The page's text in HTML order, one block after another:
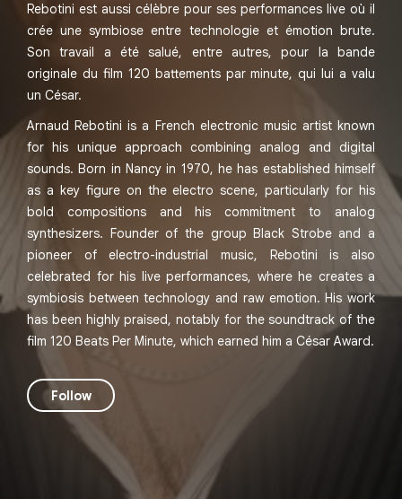
Rebotini est aussi célèbre pour ses performances live où il
crée une symbiose entre technologie et émotion brute.
Son travail a été salué, entre autres, pour la bande
originale du film 120 battements par minute, qui lui a valu
un César.
Arnaud Rebotini is a French electronic music artist known
for his unique approach combining analog and digital
sounds. Born in Nancy in 1970, he has established himself
as a key figure on the electro scene, particularly for his
bold compositions and his commitment to analog
synthesizers. Founder of the group Black Strobe and a
pioneer of electro-industrial music, Rebotini is also
celebrated for his live performances, where he creates a
symbiosis between technology and raw emotion. His work
has been highly praised, notably for the soundtrack of the
film 120 Beats Per Minute, which earned him a César Award.
Follow